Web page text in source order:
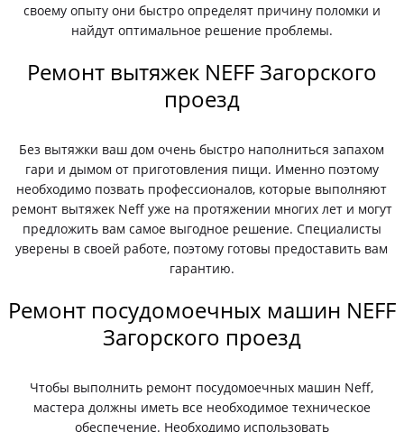
своему опыту они быстро определят причину поломки и
найдут оптимальное решение проблемы.
Ремонт вытяжек NEFF Загорского
проезд
Без вытяжки ваш дом очень быстро наполниться запахом
гари и дымом от приготовления пищи. Именно поэтому
необходимо позвать профессионалов, которые выполняют
ремонт вытяжек Neff уже на протяжении многих лет и могут
предложить вам самое выгодное решение. Специалисты
уверены в своей работе, поэтому готовы предоставить вам
гарантию.
Ремонт посудомоечных машин NEFF
Загорского проезд
Чтобы выполнить ремонт посудомоечных машин Neff,
мастера должны иметь все необходимое техническое
обеспечение. Необходимо использовать